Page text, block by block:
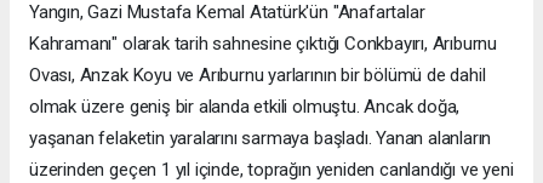
Yangın, Gazi Mustafa Kemal Atatürk'ün "Anafartalar
Kahramanı" olarak tarih sahnesine çıktığı Conkbayırı, Arıburnu
Ovası, Anzak Koyu ve Arıburnu yarlarının bir bölümü de dahil
olmak üzere geniş bir alanda etkili olmuştu. Ancak doğa,
yaşanan felaketin yaralarını sarmaya başladı. Yanan alanların
üzerinden geçen 1 yıl içinde, toprağın yeniden canlandığı ve yeni